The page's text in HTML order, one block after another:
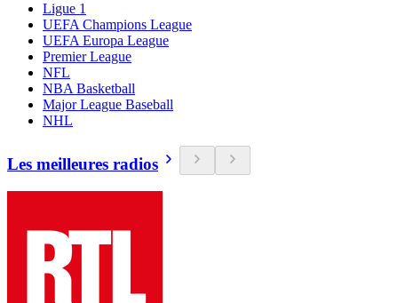
Ligue 1
UEFA Champions League
UEFA Europa League
Premier League
NFL
NBA Basketball
Major League Baseball
NHL
Les meilleures radios